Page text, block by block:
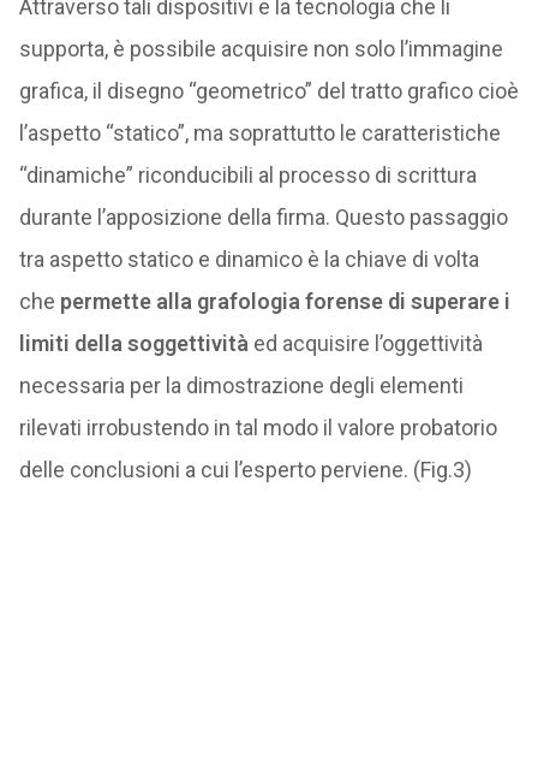
Attraverso tali dispositivi e la tecnologia che li
supporta, è possibile acquisire non solo l’immagine
grafica, il disegno “geometrico” del tratto grafico cioè
l’aspetto “statico”, ma soprattutto le caratteristiche
“dinamiche” riconducibili al processo di scrittura
durante l’apposizione della firma. Questo passaggio
tra aspetto statico e dinamico è la chiave di volta
che permette alla grafologia forense di superare i
limiti della soggettività ed acquisire l’oggettività
necessaria per la dimostrazione degli elementi
rilevati irrobustendo in tal modo il valore probatorio
delle conclusioni a cui l’esperto perviene. (Fig.3)